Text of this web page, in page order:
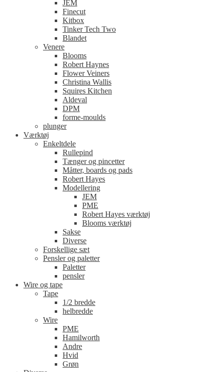
JEM
Finecut
Kitbox
Tinker Tech Two
Blandet
Venere
Blooms
Robert Haynes
Flower Veiners
Christina Wallis
Squires Kitchen
Aldeval
DPM
forme-moulds
plunger
Værktøj
Enkeltdele
Rullepind
Tænger og pincetter
Måtter, boards og pads
Robert Hayes
Modellering
JEM
PME
Robert Hayes værktøj
Blooms værktøj
Sakse
Diverse
Forskellige sæt
Pensler og paletter
Paletter
pensler
Wire og tape
Tape
1/2 bredde
helbredde
Wire
PME
Hamilworth
Andre
Hvid
Grøn